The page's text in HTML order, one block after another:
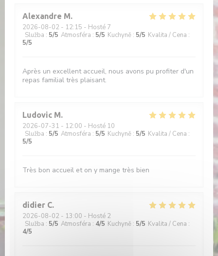
Alexandre M
2026-08-02 - 12:15 - Hosté 7
Služba : 5/5 Atmosféra : 5/5 Kuchyně : 5/5 Kvalita / Cena :
5/5
Après un excellent accueil, nous avons pu profiter d'un
repas familial très plaisant.
Ludovic M
2026-07-31 - 12:00 - Hosté 10
Služba : 5/5 Atmosféra : 5/5 Kuchyně : 5/5 Kvalita / Cena :
5/5
Très bon accueil et on y mange très bien
didier C
2026-08-02 - 13:00 - Hosté 2
Služba : 5/5 Atmosféra : 4/5 Kuchyně : 5/5 Kvalita / Cena :
4/5